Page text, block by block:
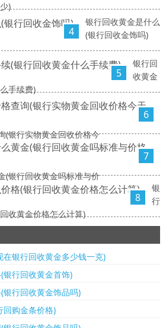
)
4
银行回收黄金是什么
(银行回收金饰吗)
5
银行回
收黄金
手续费)
6
(银行实物黄金回收价格今
7
(银行回收黄金吗标准与价
8
银
行
收黄金价格怎么计算)
银行回收黄金多少钱一克)
银行回收黄金首饰)
行回收黄金饰品吗)
回购金条价格)